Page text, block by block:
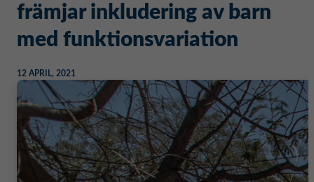
främjar inkludering av barn
med funktionsvariation
12 APRIL, 2021